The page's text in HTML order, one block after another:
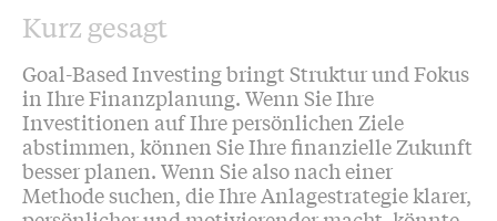
Kurz gesagt
Goal-Based Investing bringt Struktur und Fokus
in Ihre Finanzplanung. Wenn Sie Ihre
Investitionen auf Ihre persönlichen Ziele
abstimmen, können Sie Ihre finanzielle Zukunft
besser planen. Wenn Sie also nach einer
Methode suchen, die Ihre Anlagestrategie klarer,